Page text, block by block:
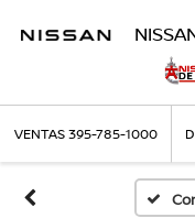
VENTAS395-785-1000